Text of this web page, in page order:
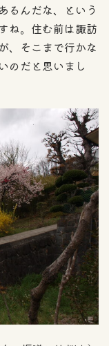
るんだな、という
ね。住む前は諏訪
、そこまで行かな
のだと思いまし